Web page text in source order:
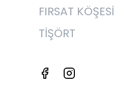
FIRSAT KÖŞESİ
TİŞÖRT